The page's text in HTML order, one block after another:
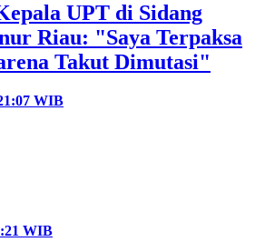
UPT di Sidang
Riau: "Saya Terpaksa
Takut Dimutasi"
WIB
WIB